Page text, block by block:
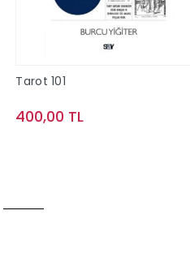
Tarot 101
400,00 TL